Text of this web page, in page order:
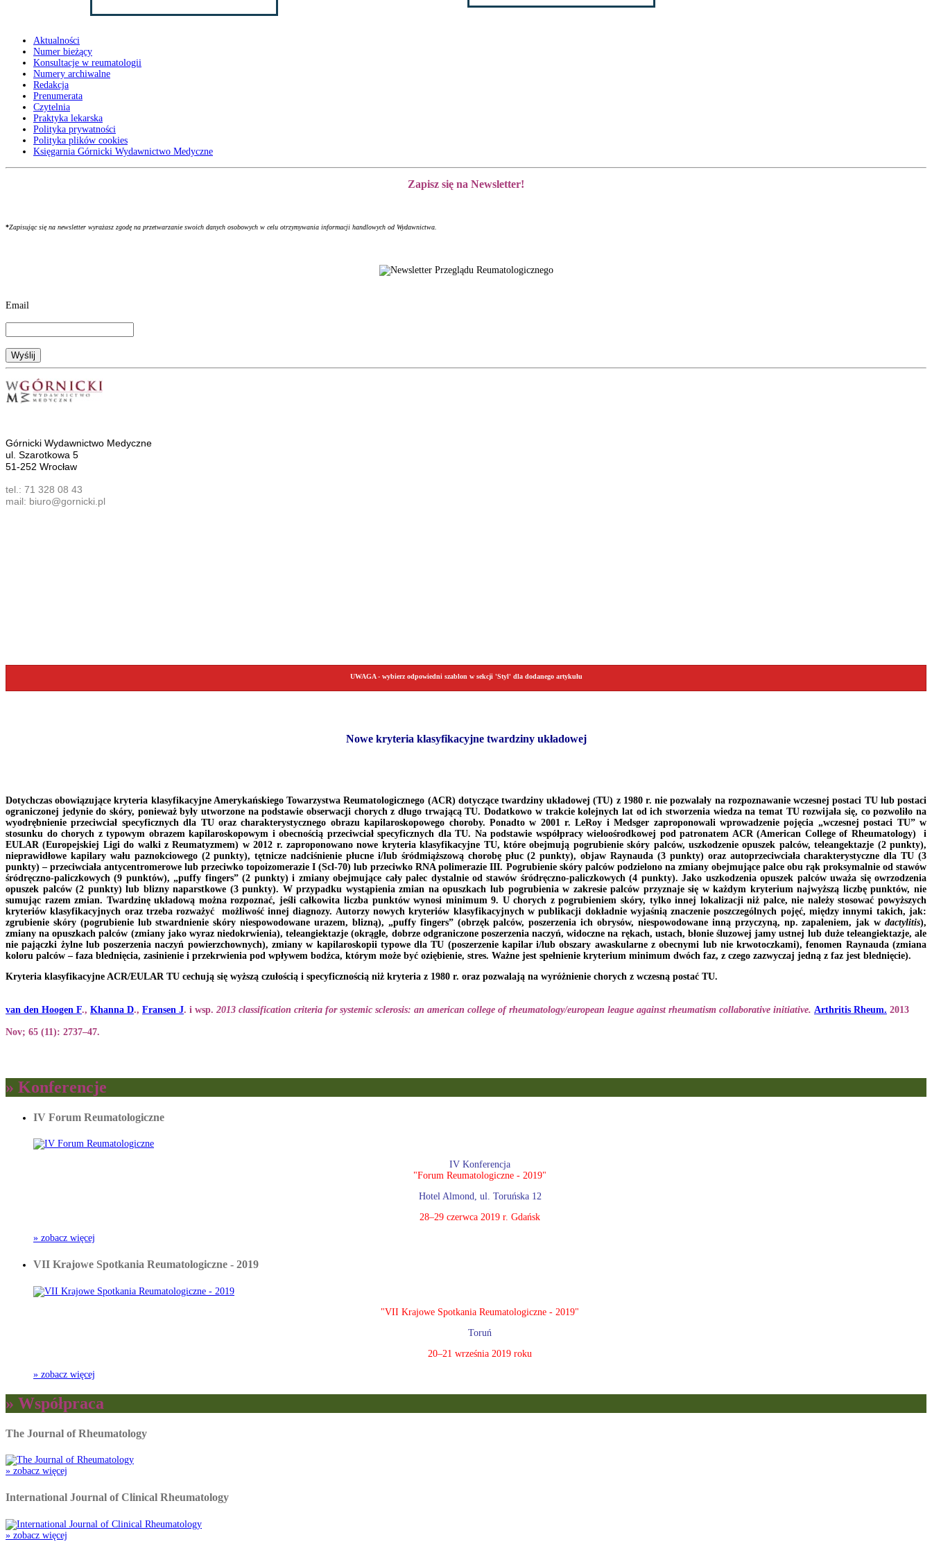
Aktualności
Numer bieżący
Konsultacje w reumatologii
Numery archiwalne
Redakcja
Prenumerata
Czytelnia
Praktyka lekarska
Polityka prywatności
Polityka plików cookies
Księgarnia Górnicki Wydawnictwo Medyczne
Zapisz się na Newsletter!
*Zapisując się na newsletter wyrażasz zgodę na przetwarzanie swoich danych osobowych w celu otrzymywania informacji handlowych od Wydawnictwa.
Email
Górnicki Wydawnictwo Medyczne
ul. Szarotkowa 5
51-252 Wrocław
tel.: 71 328 08 43
mail: biuro@gornicki.pl
UWAGA - wybierz odpowiedni szablon w sekcji 'Styl' dla dodanego artykułu
Nowe kryteria klasyfikacyjne twardziny układowej
Dotychczas obowiązujące kryteria klasyfikacyjne Amerykańskiego Towarzystwa Reumatologicznego (ACR) dotyczące twardziny układowej (TU) z 1980 r. nie pozwalały na rozpoznawanie wczesnej postaci TU lub postaci
ograniczonej jedynie do skóry, ponieważ były utworzone na podstawie obserwacji chorych z długo trwającą TU. Dodatkowo w trakcie kolejnych lat od ich stworzenia wiedza na temat TU rozwijała się, co pozwoliło na
wyodrębnienie przeciwciał specyficznych dla TU oraz charakterystycznego obrazu kapilaroskopowego choroby. Ponadto w 2001 r. LeRoy i Medsger zaproponowali wprowadzenie pojęcia „wczesnej postaci TU” w
stosunku do chorych z typowym obrazem kapilaroskopowym i obecnością przeciwciał specyficznych dla TU. Na podstawie współpracy wieloośrodkowej pod patronatem ACR (American College of Rheumatology) i
EULAR (Europejskiej Ligi do walki z Reumatyzmem) w 2012 r. zaproponowano nowe kryteria klasyfikacyjne TU, które obejmują pogrubienie skóry palców, uszkodzenie opuszek palców, teleangektazje (2 punkty),
nieprawidłowe kapilary wału paznokciowego (2 punkty), tętnicze nadciśnienie płucne i/lub śródmiąższową chorobę płuc (2 punkty), objaw Raynauda (3 punkty) oraz autoprzeciwciała charakterystyczne dla TU (3
punkty) – przeciwciała antycentromerowe lub przeciwko topoizomerazie I (Scl-70) lub przeciwko RNA polimerazie III. Pogrubienie skóry palców podzielono na zmiany obejmujące palce obu rąk proksymalnie od stawów
śródręczno-paliczkowych (9 punktów), „puffy fingers” (2 punkty) i zmiany obejmujące cały palec dystalnie od stawów śródręczno-paliczkowych (4 punkty). Jako uszkodzenia opuszek palców uważa się owrzodzenia
opuszek palców (2 punkty) lub blizny naparstkowe (3 punkty). W przypadku wystąpienia zmian na opuszkach lub pogrubienia w zakresie palców przyznaje się w każdym kryterium najwyższą liczbę punktów, nie
sumując razem zmian. Twardzinę układową można rozpoznać, jeśli całkowita liczba punktów wynosi minimum 9. U chorych z pogrubieniem skóry, tylko innej lokalizacji niż palce, nie należy stosować powyższych
kryteriów klasyfikacyjnych oraz trzeba rozważyć możliwość innej diagnozy. Autorzy nowych kryteriów klasyfikacyjnych w publikacji dokładnie wyjaśnią znaczenie poszczególnych pojęć, między innymi takich, jak:
zgrubienie skóry (pogrubienie lub stwardnienie skóry niespowodowane urazem, blizną), „puffy fingers” (obrzęk palców, poszerzenia ich obrysów, niespowodowane inną przyczyną, np. zapaleniem, jak w dactylitis),
zmiany na opuszkach palców (zmiany jako wyraz niedokrwienia), teleangiektazje (okrągłe, dobrze odgraniczone poszerzenia naczyń, widoczne na rękach, ustach, błonie śluzowej jamy ustnej lub duże teleangiektazje, ale
nie pajączki żylne lub poszerzenia naczyń powierzchownych), zmiany w kapilaroskopii typowe dla TU (poszerzenie kapilar i/lub obszary awaskularne z obecnymi lub nie krwotoczkami), fenomen Raynauda (zmiana
koloru palców – faza blednięcia, zasinienie i przekrwienia pod wpływem bodźca, którym może być oziębienie, stres. Ważne jest spełnienie kryterium minimum dwóch faz, z czego zazwyczaj jedną z faz jest blednięcie).
Kryteria klasyfikacyjne ACR/EULAR TU cechują się wyższą czułością i specyficznością niż kryteria z 1980 r. oraz pozwalają na wyróżnienie chorych z wczesną postać TU.
van den Hoogen F., Khanna D., Fransen J. i wsp. 2013 classification criteria for systemic sclerosis: an american college of rheumatology/european league against rheumatism collaborative initiative. Arthritis Rheum. 2013
Nov; 65 (11): 2737–47.
» Konferencje
IV Forum Reumatologiczne
IV Konferencja
"Forum Reumatologiczne - 2019"
Hotel Almond, ul. Toruńska 12
28–29 czerwca 2019 r. Gdańsk
» zobacz więcej
VII Krajowe Spotkania Reumatologiczne - 2019
"VII Krajowe Spotkania Reumatologiczne - 2019"
Toruń
20–21 września 2019 roku
» zobacz więcej
» Współpraca
The Journal of Rheumatology
» zobacz więcej
International Journal of Clinical Rheumatology
» zobacz więcej